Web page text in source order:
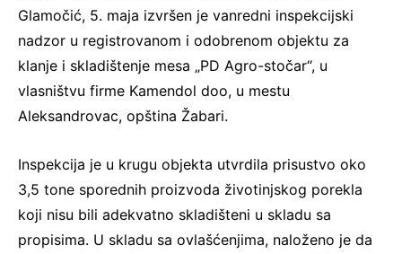
Glamočić, 5. maja izvršen je vanredni inspekcijski
nadzor u registrovanom i odobrenom objektu za
klanje i skladištenje mesa „PD Agro-stočar“, u
vlasništvu firme Kamendol doo, u mestu
Aleksandrovac, opština Žabari.
Inspekcija je u krugu objekta utvrdila prisustvo oko
3,5 tone sporednih proizvoda životinjskog porekla
koji nisu bili adekvatno skladišteni u skladu sa
propisima. U skladu sa ovlašćenjima, naloženo je da